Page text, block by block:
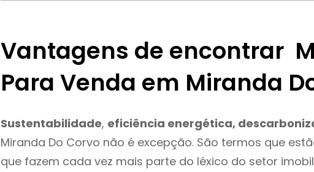
Vantagens de encontrar
Para Venda em Miranda
Sustentabilidade, eficiência energética,
Miranda Do Corvo não é excepção. São termos que
que fazem cada vez mais parte do léxico do setor